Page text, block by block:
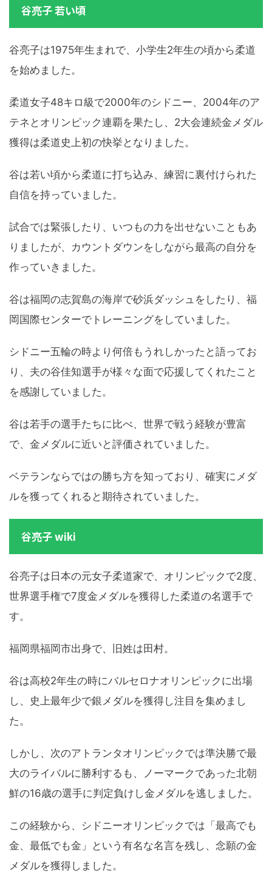
谷亮子 若い頃
谷亮子は1975年生まれで、小学生2年生の頃から柔道
を始めました。
柔道女子48キロ級で2000年のシドニー、2004年のア
テネとオリンピック連覇を果たし、2大会連続金メダル
獲得は柔道史上初の快挙となりました。
谷は若い頃から柔道に打ち込み、練習に裏付けられた
自信を持っていました。
試合では緊張したり、いつもの力を出せないこともあ
りましたが、カウントダウンをしながら最高の自分を
作っていきました。
谷は福岡の志賀島の海岸で砂浜ダッシュをしたり、福
岡国際センターでトレーニングをしていました。
シドニー五輪の時より何倍もうれしかったと語ってお
り、夫の谷佳知選手が様々な面で応援してくれたこと
を感謝していました。
谷は若手の選手たちに比べ、世界で戦う経験が豊富
で、金メダルに近いと評価されていました。
ベテランならではの勝ち方を知っており、確実にメダ
ルを獲ってくれると期待されていました。
谷亮子 wiki
谷亮子は日本の元女子柔道家で、オリンピックで2度、
世界選手権で7度金メダルを獲得した柔道の名選手で
す。
福岡県福岡市出身で、旧姓は田村。
谷は高校2年生の時にバルセロナオリンピックに出場
し、史上最年少で銀メダルを獲得し注目を集めまし
た。
しかし、次のアトランタオリンピックでは準決勝で最
大のライバルに勝利するも、ノーマークであった北朝
鮮の16歳の選手に判定負けし金メダルを逃しました。
この経験から、シドニーオリンピックでは「最高でも
金、最低でも金」という有名な名言を残し、念願の金
メダルを獲得しました。